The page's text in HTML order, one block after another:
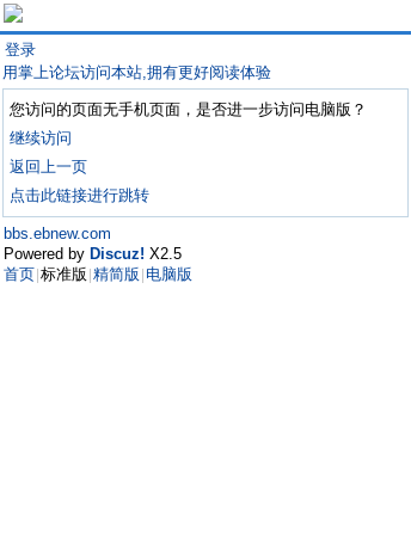
登录
用掌上论坛访问本站,拥有更好阅读体验
您访问的页面无手机页面，是否进一步访问电脑版？
继续访问
返回上一页
点击此链接进行跳转
bbs.ebnew.com
Powered by Discuz! X2.5
首页 标准版 精简版 电脑版